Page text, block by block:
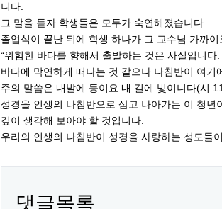
니다.
그 말을 듣자 학생들은 모두가 숙연해졌습니다.
졸업식이 끝난 뒤에 학생 하나가 그 교수님 가까이
“위험한 바다를 향해서 출발하는 것은 사실입니
바다에 막연하게 떠나는 것 같으나 나침반이 여기
주의 말씀은 내발에 등이요 내 길에 빛이니다(시
성경을 인생의 나침반으로 삼고 나아가는 이 청
깊이 생각해 보아야 할 것입니다.
우리의 인생의 나침반이 성경을 사랑하는 성도들
댓글목록